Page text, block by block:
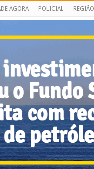
AGORA POLICIAL REGIÃO